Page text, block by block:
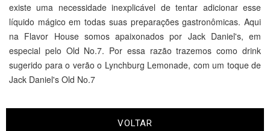
existe uma necessidade inexplicável de tentar adicionar esse
líquido mágico em todas suas preparações gastronômicas. Aqui
na Flavor House somos apaixonados por Jack Daniel's, em
especial pelo Old No.7. Por essa razão trazemos como drink
sugerido para o verão o Lynchburg Lemonade, com um toque de
Jack Daniel's Old No.7
VOLTAR